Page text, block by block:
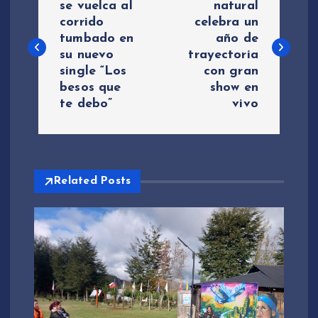
v
c
ó
n
se vuelca al
corrido
tumbado en
su nuevo
single “Los
besos que
te debo”
natural
celebra un
año de
trayectoria
con gran
show en
vivo
Related Posts